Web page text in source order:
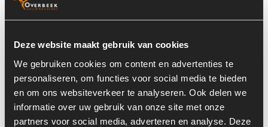
Deze website maakt gebruik van cookies
We gebruiken cookies om content en advertenties te
personaliseren, om functies voor social media te bieden
en om ons websiteverkeer te analyseren. Ook delen we
informatie over uw gebruik van onze site met onze
partners voor social media, adverteren en analyse. Deze
Informatie
Locatie:
4C3O
Past op de volgende machines:
Liebherr A 934 C